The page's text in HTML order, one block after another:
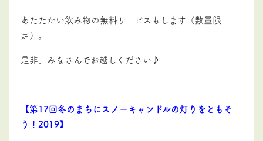
あたたかい飲み物の無料サービスもします（数量限
定）。
是非、みなさんでお越しください♪
【第17回冬のまちにスノーキャンドルの灯りをともそ
う！2019】